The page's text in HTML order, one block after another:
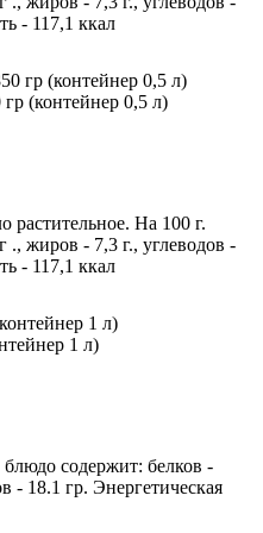
- 117,1 ккал
(контейнер 0,5 л)
растительное. На 100 г.
., жиров - 7,3 г., углеводов -
- 117,1 ккал
1 л)
содержит: белков -
- 18.1 гр. Энергетическая